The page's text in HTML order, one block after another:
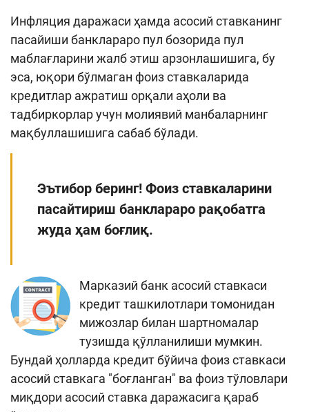
Инфляция даражаси ҳамда асосий ставканинг
пасайиши банклараро пул бозорида пул
маблағларини жалб этиш арзонлашишига, бу
эса, юқори бўлмаган фоиз ставкаларида
кредитлар ажратиш орқали аҳоли ва
тадбиркорлар учун молиявий манбаларнинг
мақбуллашишига сабаб бўлади.
Эътибор беринг! Фоиз ставкаларини
пасайтириш банклараро рақобатга
жуда ҳам боғлиқ.
Марказий банк асосий ставкаси
кредит ташкилотлари томонидан
мижозлар билан шартномалар
тузишда қўлланилиши мумкин.
Бундай ҳолларда кредит бўйича фоиз ставкаси
асосий ставкага "боғланган" ва фоиз тўловлари
миқдори асосий ставка даражасига қараб